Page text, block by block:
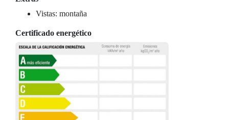
Vistas: montaña
Certificado energético